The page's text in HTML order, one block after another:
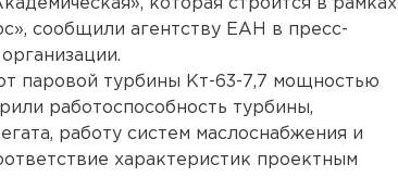
которая строится в рамках
сообщили агентству ЕАН в пресс-
паровой турбины Кт-63-7,7 мощностью
работоспособность турбины,
работу систем маслоснабжения и
характеристик проектным